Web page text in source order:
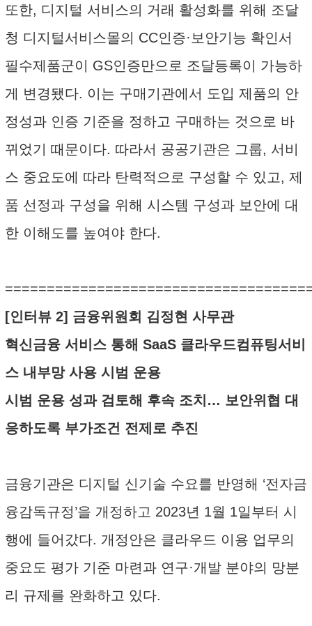
또한, 디지털 서비스의 거래 활성화를 위해 조달
청 디지털서비스몰의 CC인증·보안기능 확인서
필수제품군이 GS인증만으로 조달등록이 가능하
게 변경됐다. 이는 구매기관에서 도입 제품의 안
정성과 인증 기준을 정하고 구매하는 것으로 바
뀌었기 때문이다. 따라서 공공기관은 그룹, 서비
스 중요도에 따라 탄력적으로 구성할 수 있고, 제
품 선정과 구성을 위해 시스템 구성과 보안에 대
한 이해도를 높여야 한다.
[인터뷰 2] 금융위원회 김정현 사무관
혁신금융 서비스 통해 SaaS 클라우드컴퓨팅서비
스 내부망 사용 시범 운용
시범 운용 성과 검토해 후속 조치… 보안위협 대
응하도록 부가조건 전제로 추진
금융기관은 디지털 신기술 수요를 반영해 ‘전자금
융감독규정’을 개정하고 2023년 1월 1일부터 시
행에 들어갔다. 개정안은 클라우드 이용 업무의
중요도 평가 기준 마련과 연구·개발 분야의 망분
리 규제를 완화하고 있다.